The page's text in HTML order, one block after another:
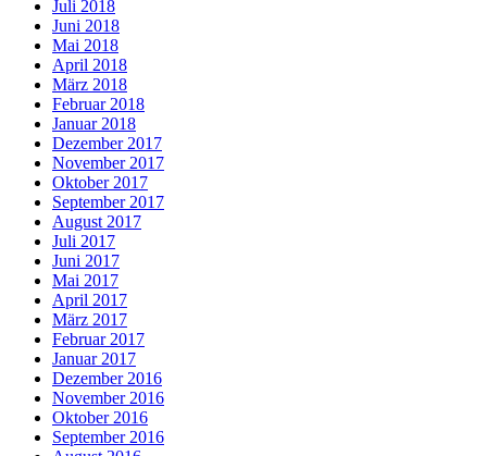
Juli 2018
Juni 2018
Mai 2018
April 2018
März 2018
Februar 2018
Januar 2018
Dezember 2017
November 2017
Oktober 2017
September 2017
August 2017
Juli 2017
Juni 2017
Mai 2017
April 2017
März 2017
Februar 2017
Januar 2017
Dezember 2016
November 2016
Oktober 2016
September 2016